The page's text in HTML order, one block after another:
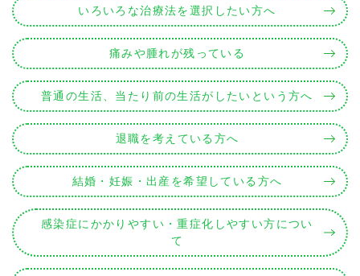
いろいろな治療法を選択したい方へ
痛みや腫れが残っている
普通の生活、当たり前の生活がしたいという方へ
退職を考えている方へ
結婚・妊娠・出産を希望している方へ
感染症にかかりやすい・重症化しやすい方につい
て